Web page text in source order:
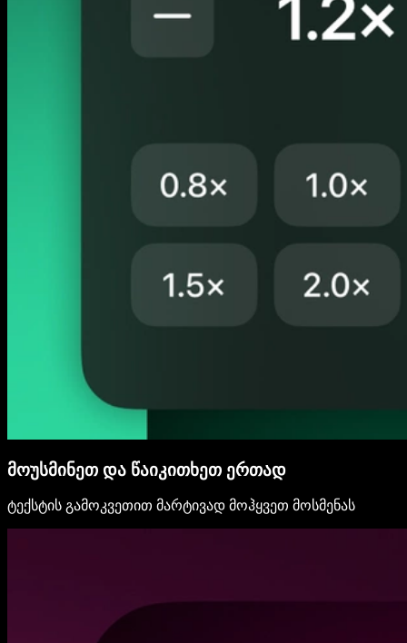
მოუსმინეთ და წაიკითხეთ ერთად
ტექსტის გამოკვეთით მარტივად მოჰყვეთ მოსმენას